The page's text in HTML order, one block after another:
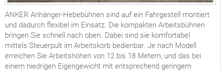
ANKER Anhänger-Hebebühnen sind auf ein Fahrgestell montiert
und dadurch flexibel im Einsatz. Die kompakten Arbeitsbühnen
bringen Sie schnell nach oben. Dabei sind sie komfortabel
mittels Steuerpult im Arbeitskorb bedienbar. Je nach Modell
erreichen Sie Arbeitshöhen von 12 bis 18 Metern, und das bei
einem niedrigen Eigengewicht mit entsprechend geringem